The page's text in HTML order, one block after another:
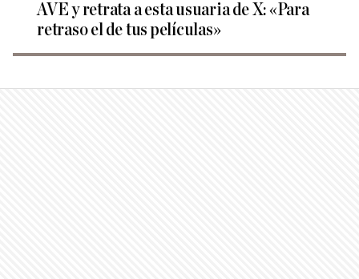
AVE y retrata a esta usuaria de X: «Para
retraso el de tus películas»